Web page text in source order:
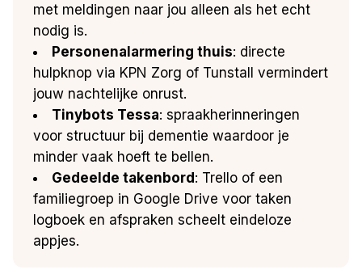
met meldingen naar jou alleen als het echt
nodig is.
Personenalarmering thuis: directe
hulpknop via KPN Zorg of Tunstall vermindert
jouw nachtelijke onrust.
Tinybots Tessa: spraakherinneringen
voor structuur bij dementie waardoor je
minder vaak hoeft te bellen.
Gedeelde takenbord: Trello of een
familiegroep in Google Drive voor taken
logboek en afspraken scheelt eindeloze
appjes.